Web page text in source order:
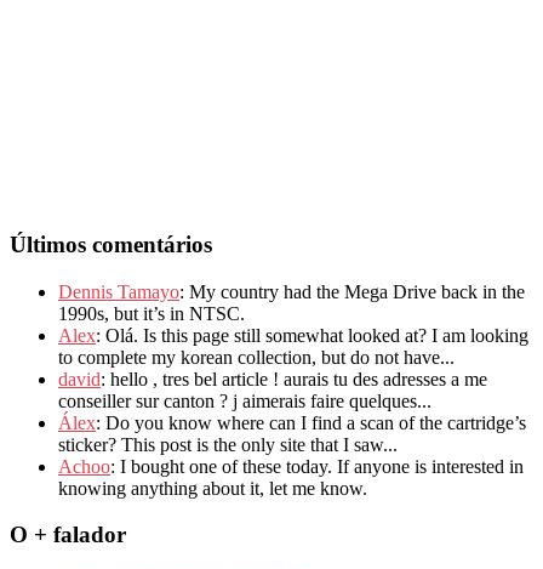
Últimos comentários
Dennis Tamayo: My country had the Mega Drive back in the
1990s, but it’s in NTSC.
Alex: Olá. Is this page still somewhat looked at? I am looking
to complete my korean collection, but do not have...
david: hello , tres bel article ! aurais tu des adresses a me
conseiller sur canton ? j aimerais faire quelques...
Álex: Do you know where can I find a scan of the cartridge’s
sticker? This post is the only site that I saw...
Achoo: I bought one of these today. If anyone is interested in
knowing anything about it, let me know.
O + falador